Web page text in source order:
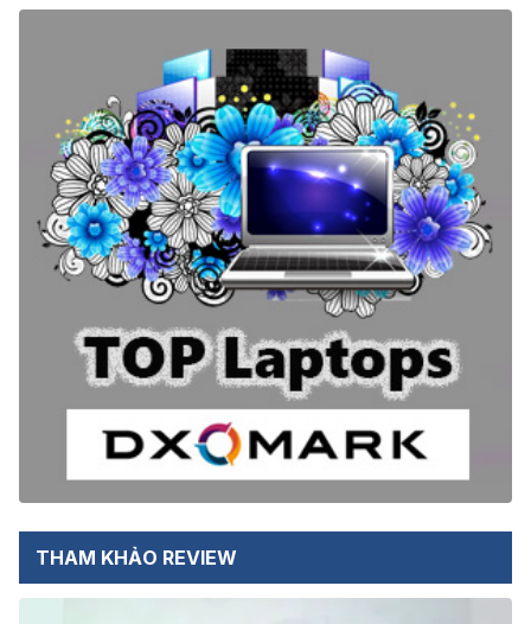
THAM KHẢO REVIEW